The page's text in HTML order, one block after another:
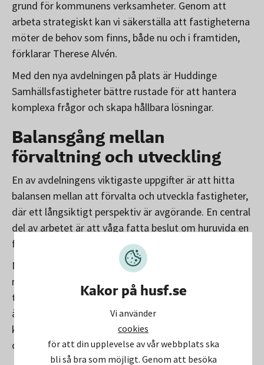
Kakor på husf.se
Vi använder
cookies
för att din upplevelse av vår webbplats ska
bli så bra som möjligt. Genom att besöka
grund för kommunens verksamheter. Genom att
arbeta strategiskt kan vi säkerställa att fastigheterna
möter de behov som finns, både nu och i framtiden,
förklarar Therese Alvén.
Med den nya avdelningen på plats är Huddinge
Samhällsfastigheter bättre rustade för att hantera
komplexa frågor och skapa hållbara lösningar.
Balansgång mellan
förvaltning och utveckling
En av avdelningens viktigaste uppgifter är att hitta
balansen mellan att förvalta och utveckla fastigheter,
där ett långsiktigt perspektiv är avgörande. En central
del av arbetet är att våga fatta beslut om huruvida en
fastighet ska behållas, säljas eller byggas om.
Men när man arbetar med både byggnader och
människor krävs det mer än bara strategiskt
tänkande, god kommunikation och relationsbyggande
är också viktigt för att lyckas. Therese betonar
komplexiteten i processen och menar att det handlar
om att ta hänsyn till både mjuka och hårda värden: